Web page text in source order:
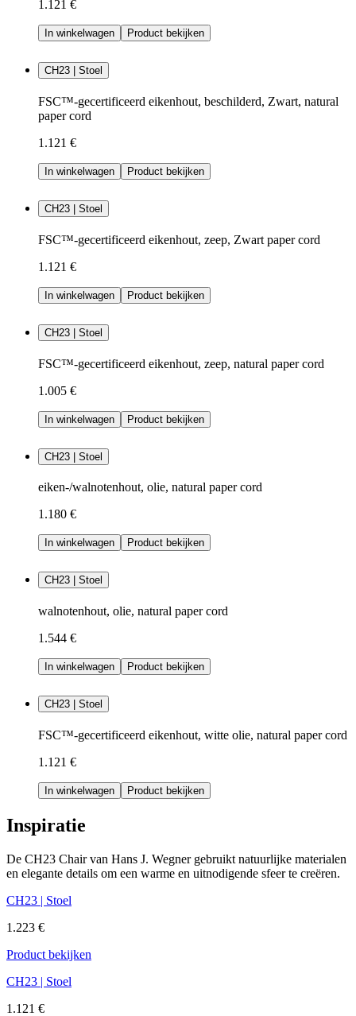
1.121 €
In winkelwagen Product bekijken
CH23 | Stoel
FSC™-gecertificeerd eikenhout, beschilderd, Zwart, natural
paper cord
1.121 €
In winkelwagen Product bekijken
CH23 | Stoel
FSC™-gecertificeerd eikenhout, zeep, Zwart paper cord
1.121 €
In winkelwagen Product bekijken
CH23 | Stoel
FSC™-gecertificeerd eikenhout, zeep, natural paper cord
1.005 €
In winkelwagen Product bekijken
CH23 | Stoel
eiken-/walnotenhout, olie, natural paper cord
1.180 €
In winkelwagen Product bekijken
CH23 | Stoel
walnotenhout, olie, natural paper cord
1.544 €
In winkelwagen Product bekijken
CH23 | Stoel
FSC™-gecertificeerd eikenhout, witte olie, natural paper cord
1.121 €
In winkelwagen Product bekijken
Inspiratie
De CH23 Chair van Hans J. Wegner gebruikt natuurlijke materialen
en elegante details om een warme en uitnodigende sfeer te creëren.
CH23 | Stoel
1.223 €
Product bekijken
CH23 | Stoel
1.121 €